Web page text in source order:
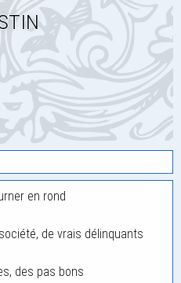
en rond
de vrais délinquants
des pas bons